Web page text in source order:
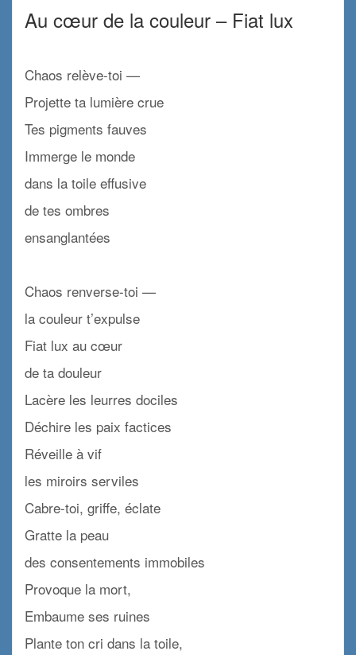
Au cœur de la couleur – Fiat lux
Chaos relève-toi —
Projette ta lumière crue
Tes pigments fauves
Immerge le monde
dans la toile effusive
de tes ombres
ensanglantées
Chaos renverse-toi —
la couleur t’expulse
Fiat lux au cœur
de ta douleur
Lacère les leurres dociles
Déchire les paix factices
Réveille à vif
les miroirs serviles
Cabre-toi, griffe, éclate
Gratte la peau
des consentements immobiles
Provoque la mort,
Embaume ses ruines
Plante ton cri dans la toile,